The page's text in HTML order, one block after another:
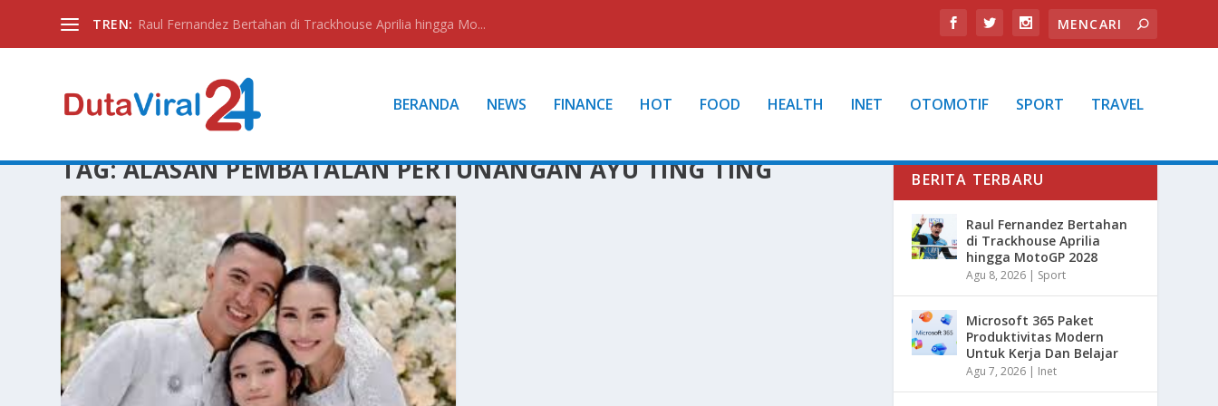
TREN: Raul Fernandez Bertahan di Trackhouse Aprilia hingga Mo...
BERANDA NEWS FINANCE HOT FOOD HEALTH INET OTOMOTIF SPORT TRAVEL
TAG:ALASAN PEMBATALAN PERTUNANGAN AYU TING TING BERITA TERBARU
Raul Fernandez Bertahan
di Trackhouse Aprilia
hingga MotoGP 2028
Agu 8, 2026 | Sport
Microsoft 365 Paket
Produktivitas Modern
Untuk Kerja Dan Belajar
Agu 7, 2026 | Inet